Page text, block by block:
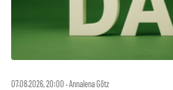
07.08.2026, 20:00 ‧ Annalena Götz